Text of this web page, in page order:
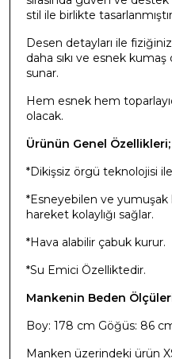
stil ile birlikte
Desen detayları ile
daha sıkı ve esnek
sunar.
Hem esnek hem
olacak.
Ürünün Genel Özellikleri;
*Dikişsiz örgü teknolojisi
*Esneyebilen ve yumuşak
hareket kolaylığı sağlar.
*Hava alabilir çabuk kurur.
*Su Emici Özelliktedir.
Mankenin Beden
Boy: 178 cm Göğüs: 86
Manken üzerindeki ürün